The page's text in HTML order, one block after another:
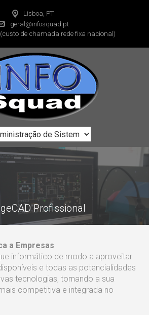
Lisboa, PT
geral@infosquad.pt
(custo de chamada rede fixa nacional)
Profissional
a Empresas
informático de modo a aproveitar
e todas as potencialidades
tecnologias, tornando a sua
competitiva e integrada no